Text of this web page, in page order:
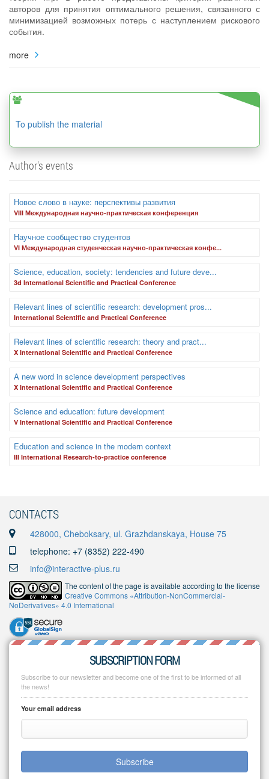
авторов для принятия оптимального решения, связанного с
минимизацией возможных потерь с наступлением рискового
события.
more
To publish the material
Author's events
Новое слово в науке: перспективы развития
VIII Международная научно-практическая конференция
Научное сообщество студентов
VI Международная студенческая научно-практическая конфе...
Science, education, society: tendencies and future deve...
3d International Scientific and Practical Conference
Relevant lines of scientific research: development pros...
International Scientific and Practical Conference
Relevant lines of scientific research: theory and pract...
X International Scientific and Practical Conference
A new word in science development perspectives
X International Scientific and Practical Conference
Science and education: future development
V International Scientific and Practical Conference
Education and science in the modern context
III International Research-to-practice conference
CONTACTS
428000, Cheboksary, ul. Grazhdanskaya, House 75
telephone: +7 (8352) 222-490
info@interactive-plus.ru
The content of the page is available according to the license
Creative Commons «Attribution-NonCommercial-
NoDerivatives» 4.0 International
SUBSCRIPTION FORM
Subscribe to our newsletter and become one of the first to be informed of all
the news!
Your email address
Subscribe